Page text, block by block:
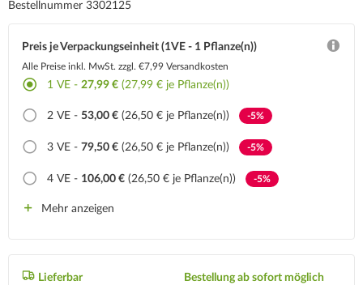
Bestellnummer 3302125
Preis je Verpackungseinheit (1VE - 1 Pflanze(n))
Alle Preise inkl. MwSt. zzgl. €7,99 Versandkosten
1 VE - 27,99 € (27,99 € je Pflanze(n))
2 VE - 53,00 € (26,50 € je Pflanze(n)) -5%
3 VE - 79,50 € (26,50 € je Pflanze(n)) -5%
4 VE - 106,00 € (26,50 € je Pflanze(n)) -5%
Mehr anzeigen
Lieferbar Bestellung ab sofort möglich